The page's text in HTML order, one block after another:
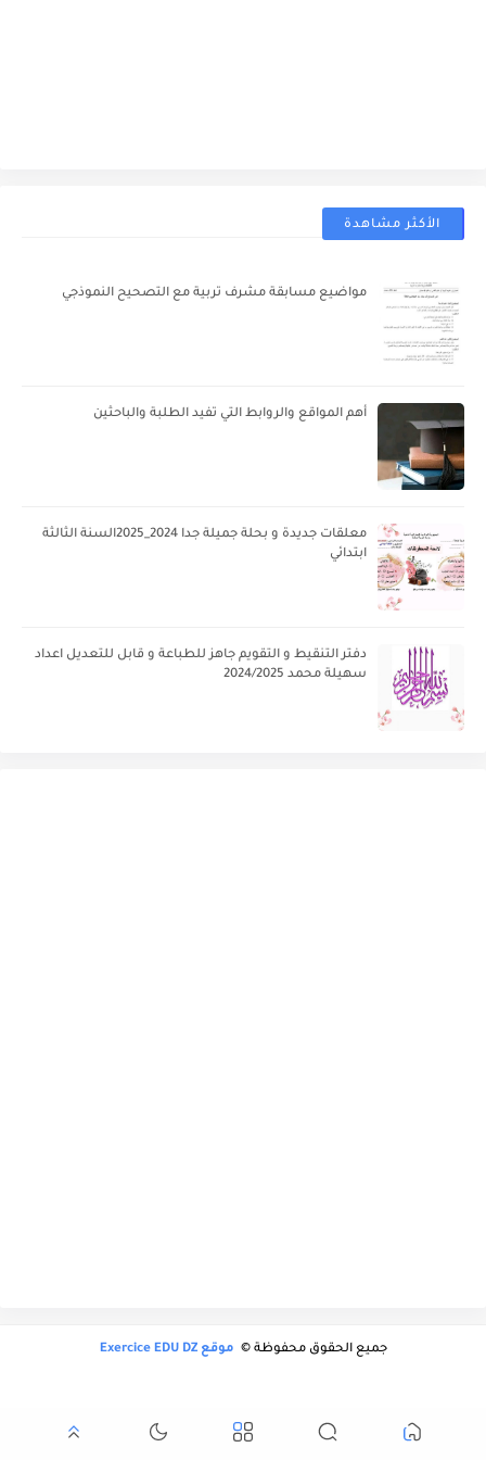
الأكثر مشاهدة
مواضيع مسابقة مشرف تربية مع التصحيح النموذجي
أهم المواقع والروابط التي تفيد الطلبة والباحثين
معلقات جديدة و بحلة جميلة جدا 2024_2025السنة الثالثة
ابتدائي
دفتر التنقيط و التقويم جاهز للطباعة و قابل للتعديل اعداد
سهيلة محمد 2024/2025
جميع الحقوق محفوظة © موقع Exercice EDU DZ